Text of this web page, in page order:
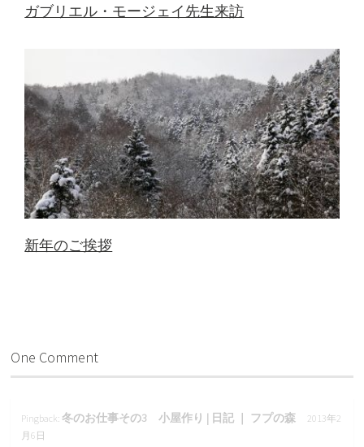
ガブリエル・モージェイ先生来訪
新年のご挨拶
One Comment
Pingback:冬のお仕事その3 小屋作り | 日記 ｜ フプの森
2013年2
月6日